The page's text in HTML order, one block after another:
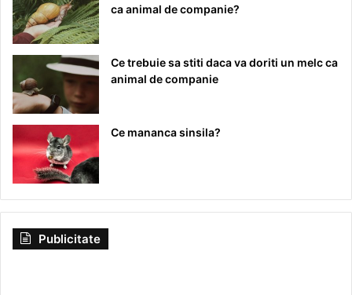
ca animal de companie?
Ce trebuie sa stiti daca va doriti un melc ca
animal de companie
Ce mananca sinsila?
Publicitate